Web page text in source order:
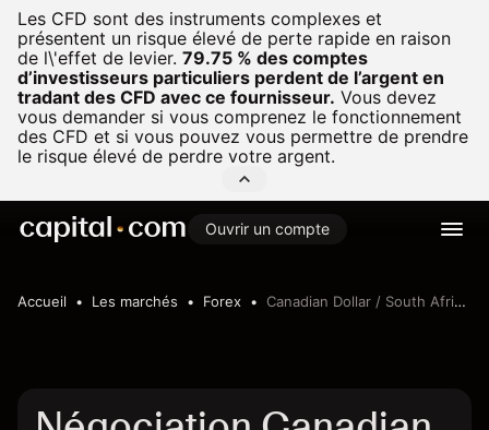
Les CFD sont des instruments complexes et
présentent un risque élevé de perte rapide en raison
de l\'effet de levier. 79.75 % des comptes
d’investisseurs particuliers perdent de l’argent en
tradant des CFD avec ce fournisseur. Vous devez
vous demander si vous comprenez le fonctionnement
des CFD et si vous pouvez vous permettre de prendre
le risque élevé de perdre votre argent.
Ouvrir un compte
Accueil Les marchés Forex Canadian Dollar / South African Rand